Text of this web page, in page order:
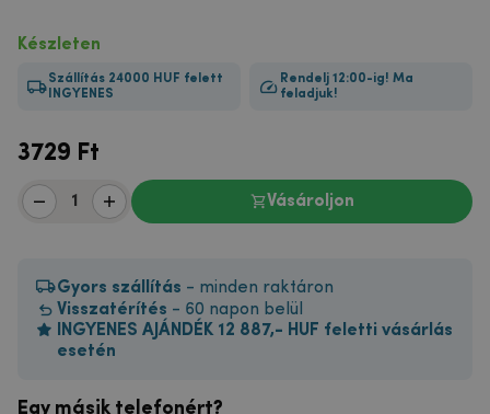
Készleten
Szállítás 24000 HUF felett
INGYENES
Rendelj 12:00-ig! Ma
feladjuk!
3729 Ft
Vásároljon
Gyors szállítás - minden raktáron
Visszatérítés - 60 napon belül
INGYENES AJÁNDÉK 12 887,- HUF feletti vásárlás
esetén
Egy másik telefonért?